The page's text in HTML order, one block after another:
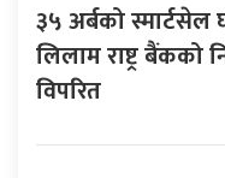
३५ अर्बको स्मार्टसेल
लिलाम राष्ट्र बैंकको
विपरित